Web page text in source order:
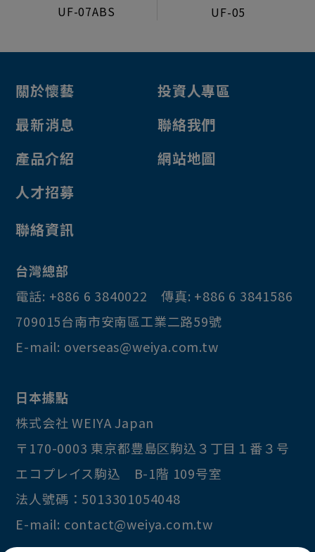
電源/投幣器/配件
轉換卡
電子元件
開關
風扇
喇叭
功能防干擾裝置
放大器
連接線
UF-07ABS UF-05
關於懷藝
最新消息
產品介紹
人才招募
投資人專區
聯絡我們
網站地圖
聯絡資訊
台灣總部
電話: +886 6 3840022 傳真: +886 6 3841586
709015台南市安南區工業二路59號
E-mail: overseas@weiya.com.tw
日本據點
株式会社 WEIYA Japan
〒170-0003 東京都豊島区駒込３丁目１番３号
エコプレイス駒込 B-1階 109号室
法人號碼：5013301054048
E-mail: contact@weiya.com.tw